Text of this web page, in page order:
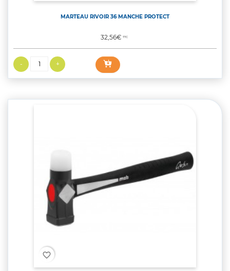
MARTEAU RIVOIR 36 MANCHE PROTECT
Prix
32,56€TTC
favorite_border